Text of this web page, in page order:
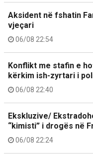
Aksident në fshatin
vjeçari
06/08 22:54
Konflikt me stafin e
kërkim ish-zyrtari i
06/08 22:40
Ekskluzive/
“kimisti” i drogës në
06/08 22:24